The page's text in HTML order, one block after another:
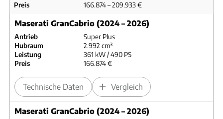
Preis
166.874 – 209.933 €
Maserati GranCabrio (2024 – 2026)
Antrieb
Super Plus
Hubraum
2.992 cm³
Leistung
361 kW / 490 PS
Preis
166.874 €
Technische Daten Vergleich
Maserati GranCabrio (2024 – 2026)